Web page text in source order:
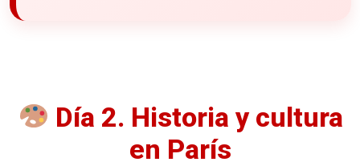
Día 2. Historia y cultura
en París